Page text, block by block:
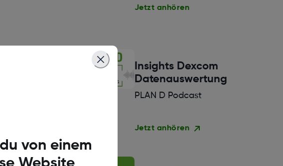
Jetzt anhören
Insights Dexcom
Datenauswertung
PLAN D Podcast
Jetzt anhören
von einem